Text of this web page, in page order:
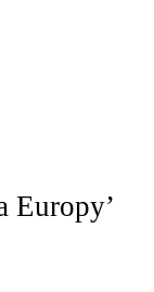
Europy’